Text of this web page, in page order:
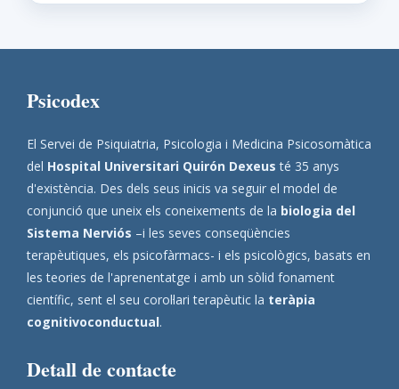
Psicodex
El Servei de Psiquiatria, Psicologia i Medicina Psicosomàtica
del Hospital Universitari Quirón Dexeus té 35 anys
d'existència. Des dels seus inicis va seguir el model de
conjunció que uneix els coneixements de la biologia del
Sistema Nerviós –i les seves conseqüències
terapèutiques, els psicofàrmacs- i els psicològics, basats en
les teories de l'aprenentatge i amb un sòlid fonament
científic, sent el seu corol·lari terapèutic la teràpia
cognitivoconductual.
Detall de contacte